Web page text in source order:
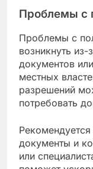
Проблемы с
Проблемы с
возникнуть
документов
местных
разрешений
потребовать
документы и
или